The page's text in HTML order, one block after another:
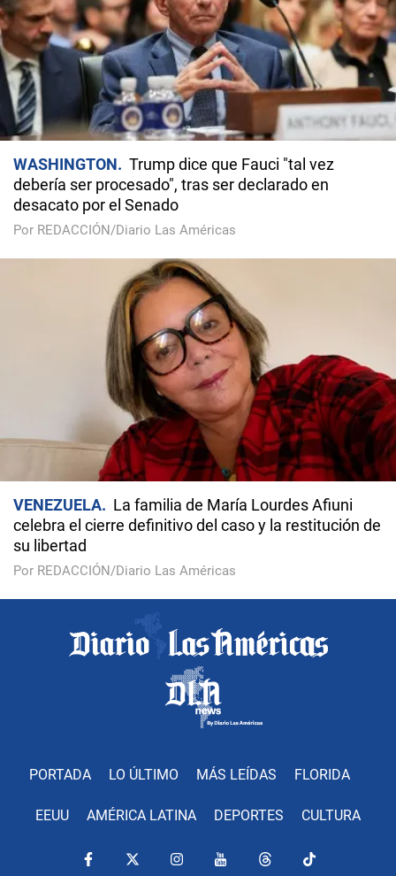
WASHINGTON
Trump dice que Fauci "tal vez
debería ser procesado", tras ser declarado en
desacato por el Senado
Por REDACCIÓN/Diario Las Américas
VENEZUELA
La familia de María Lourdes Afiuni
celebra el cierre definitivo del caso y la restitución de
su libertad
Por REDACCIÓN/Diario Las Américas
PORTADA LO ÚLTIMO MÁS LEÍDAS FLORIDA
EEUU AMÉRICA LATINA DEPORTES CULTURA